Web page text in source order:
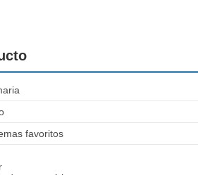
favoritos